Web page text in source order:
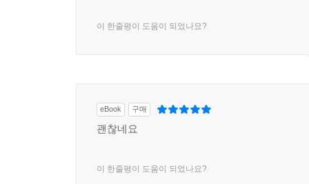
이 한줄평이 도움이 되었나요?
eBook 구매
괜찮네요
이 한줄평이 도움이 되었나요?